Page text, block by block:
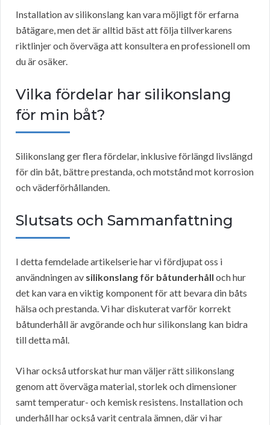
Installation av silikonslang kan vara möjligt för erfarna
båtägare, men det är alltid bäst att följa tillverkarens
riktlinjer och överväga att konsultera en professionell om
du är osäker.
Vilka fördelar har silikonslang
för min båt?
Silikonslang ger flera fördelar, inklusive förlängd livslängd
för din båt, bättre prestanda, och motstånd mot korrosion
och väderförhållanden.
Slutsats och Sammanfattning
I detta femdelade artikelserie har vi fördjupat oss i
användningen av silikonslang för båtunderhåll och hur
det kan vara en viktig komponent för att bevara din båts
hälsa och prestanda. Vi har diskuterat varför korrekt
båtunderhåll är avgörande och hur silikonslang kan bidra
till detta mål.
Vi har också utforskat hur man väljer rätt silikonslang
genom att överväga material, storlek och dimensioner
samt temperatur- och kemisk resistens. Installation och
underhåll har också varit centrala ämnen, där vi har